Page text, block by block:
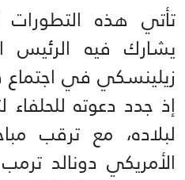
تأتي هذه
يشارك فيه الرئيس
زيلينسكي في اجتماع
إذ جدد دعوته للحلفاء
لبلاده، مع ترقب
الأمريكي دونالد